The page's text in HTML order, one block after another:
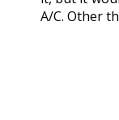
A/C. Other